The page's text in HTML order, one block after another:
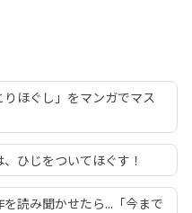
ほぐし」をマンガでマス
ひじをついてほぐす！
読み聞かせたら...「今まで